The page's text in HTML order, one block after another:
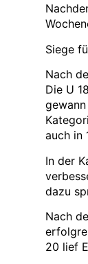
Siege
Nach
Die U
auch in
In der
dazu
Nach
20 lief